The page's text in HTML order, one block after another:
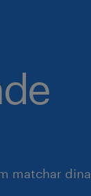
matchar dina